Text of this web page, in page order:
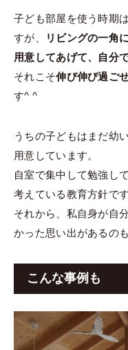
子ども部屋を使う時期
すが、
リビングの一角
用意してあげて、自分
それこそ伸び伸び過ご
す^ ^
うちの子どもはまだ幼
用意しています。
自室で集中して勉強し
考えている教育方針です
それから、私自身が自
かった思い出があるの
こんな事例も